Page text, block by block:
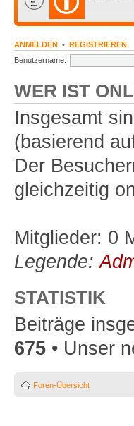
ANMELDEN • REGISTRIEREN
Benutzername:
WER IST
Insgesamt
(basierend
Der
gleichzeitig
Mitglieder: 0
Legende:
STATISTIK
Beiträge
675 • Unser
Foren-Übersicht